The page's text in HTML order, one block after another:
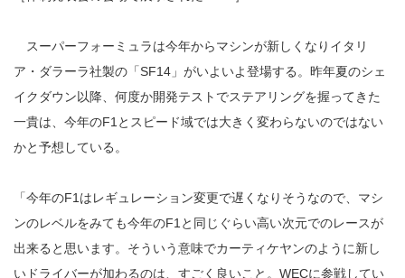
スーパーフォーミュラは今年からマシンが新しくなりイタリ
ア・ダラーラ社製の「SF14」がいよいよ登場する。昨年夏のシェ
イクダウン以降、何度か開発テストでステアリングを握ってきた
一貴は、今年のF1とスピード域では大きく変わらないのではない
かと予想している。
「今年のF1はレギュレーション変更で遅くなりそうなので、マシ
ンのレベルをみても今年のF1と同じぐらい高い次元でのレースが
出来ると思います。そういう意味でカーティケヤンのように新し
いドライバーが加わるのは、すごく良いこと。WECに参戦してい